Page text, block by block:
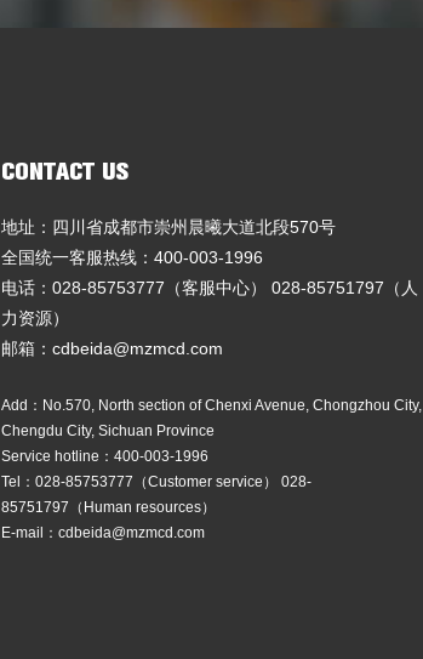
CONTACT US
地址：四川省成都市崇州晨曦大道北段570号
全国统一客服热线：400-003-1996
电话：028-85753777（客服中心） 028-85751797（人
力资源）
邮箱：cdbeida@mzmcd.com
Add：No.570, North section of Chenxi Avenue, Chongzhou City,
Chengdu City, Sichuan Province
Service hotline：400-003-1996
Tel：028-85753777（Customer service） 028-
85751797（Human resources）
E-mail：cdbeida@mzmcd.com